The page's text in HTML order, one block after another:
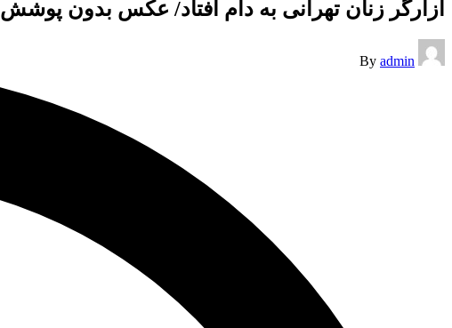
آزارگر زنان تهرانی به دام افتاد/ عکس بدون پوشش
Posted
by
By admin